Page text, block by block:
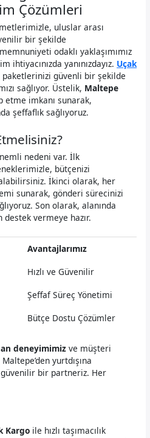
Çözümleri
uluslar arası
bir şekilde
odaklı yaklaşımımız
yanınızdayız. Uçak
güvenli bir şekilde
sağlıyor. Üstelik, Maltepe
imkanı sunarak,
şeffaflık sağlıyoruz.
nedeni var. İlk
bütçenizi
İkinci olarak, her
sunarak, gönderi sürecinizi
Son olarak, alanında
vermeye hazır.
Avantajlarımız
Hızlı ve Güvenilir
Şeffaf Süreç Yönetimi
Bütçe Dostu Çözümler
deneyimimiz ve müşteri
yurtdışına
güvenilir bir partneriz. Her
Kargo ile hızlı taşımacılık